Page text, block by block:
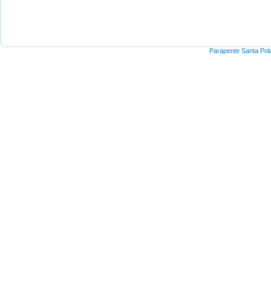
Parapente Santa